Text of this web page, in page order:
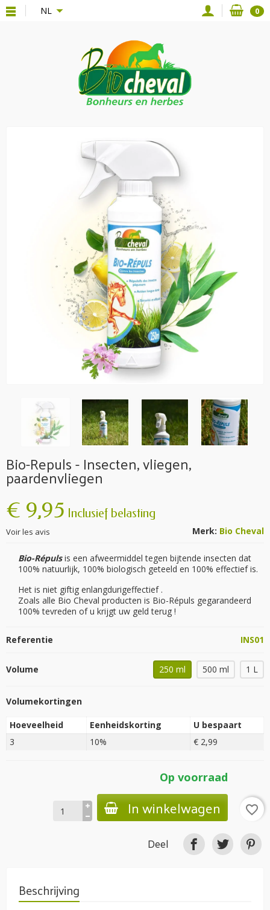
{**} NL 0
Bio-Repuls - Insecten, vliegen,
paardenvliegen
Merk: Bio Cheval
€ 9,95 Inclusief belasting
Voir les avis
Bio-Répulsis een afweermiddel tegen bijtende insecten dat
100% natuurlijk, 100% biologisch geteeld en 100% effectief is.
Het is niet giftig enlangdurigeffectief .
Zoals alle Bio Cheval producten is Bio-Répuls gegarandeerd
100% tevreden of u krijgt uw geld terug !
Referentie INS01
Volume 250 ml 500 ml 1 L
Volumekortingen
Hoeveelheid Eenheidskorting
U bespaart
3
10% € 2,99
Op voorraad
In winkelwagen favorite_border
Deel
Beschrijving